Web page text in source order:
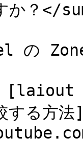
か？</
[laiout
する方